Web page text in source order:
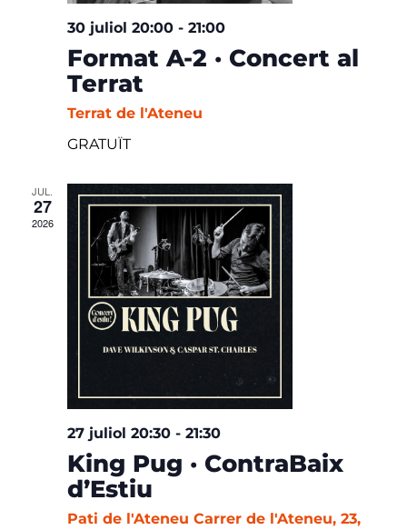
30 juliol 20:00- 21:00
Format A-2 · Concert al
Terrat
Terrat de l'Ateneu
GRATUÏT
JUL.
27
2026
27 juliol 20:30- 21:30
King Pug · ContraBaix
d’Estiu
Pati de l'Ateneu Carrer de l'Ateneu, 23,